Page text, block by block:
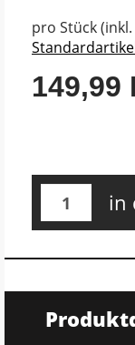
pro Stück (inkl.
149,99
in